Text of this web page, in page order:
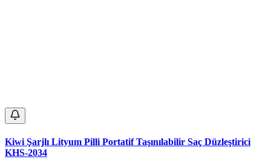
Kiwi Şarjlı Lityum Pilli Portatif Taşınılabilir Saç Düzleştirici
KHS-2034